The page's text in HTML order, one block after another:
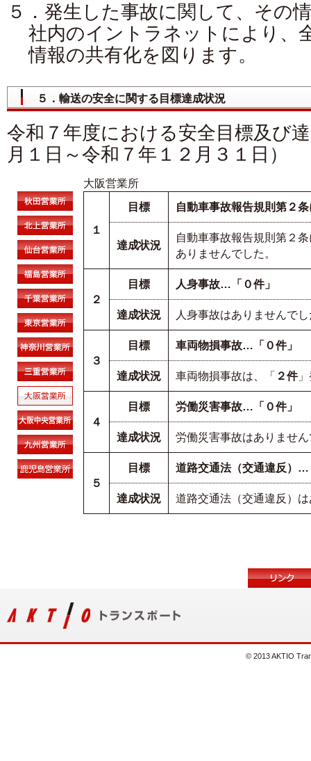
５．発生した事故に関して、その
社内のイントラネットにより、
情報の共有化を図ります。
５．輸送の安全に関する目標達成状況
令和７年度における安全目標及び
月１日～令和７年１２月３１日）
大阪営業所
１
目標 自動車事故報告規則第２
達成状況
自動車事故報告規則第２
ありませんでした。
２
目標 人身事故…「０件」
達成状況 人身事故はありませんで
３
目標 車両物損事故…「０件」
達成状況 車両物損事故は、「 ２件
４
目標 労働災害事故…「０件」
達成状況 労働災害事故はありませ
５
目標 道路交通法（交通違反）…
達成状況 道路交通法（交通違反）
© 2013 AKTIO